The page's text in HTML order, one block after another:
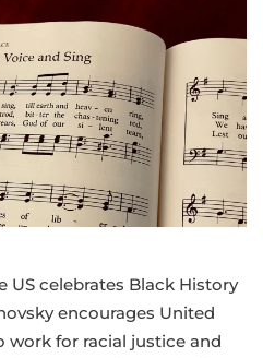
and
Sing
US celebrates Black History
encourages United
for racial justice and